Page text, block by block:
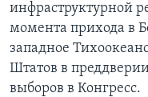
инфраструктурной
момента прихода в
западное
Штатов в
выборов в Конгресс.